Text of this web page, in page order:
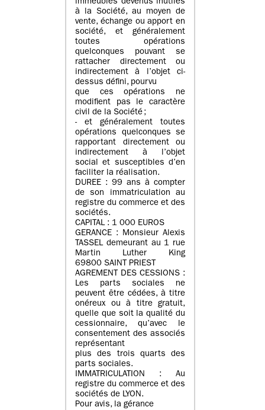
immeubles devenus inutiles
à la Société, au moyen de
vente, échange ou apport en
société, et généralement
toutes opérations
quelconques pouvant se
rattacher directement ou
indirectement à l’objet ci-
dessus défini, pourvu
que ces opérations ne
modifient pas le caractère
civil de la Société ;
- et généralement toutes
opérations quelconques se
rapportant directement ou
indirectement à l’objet
social et susceptibles d’en
faciliter la réalisation.
DUREE : 99 ans à compter
de son immatriculation au
registre du commerce et des
sociétés.
CAPITAL : 1 000 EUROS
GERANCE : Monsieur Alexis
TASSEL demeurant au 1 rue
Martin Luther King
69800 SAINT PRIEST
AGREMENT DES CESSIONS :
Les parts sociales ne
peuvent être cédées, à titre
onéreux ou à titre gratuit,
quelle que soit la qualité du
cessionnaire, qu’avec le
consentement des associés
représentant
plus des trois quarts des
parts sociales.
IMMATRICULATION : Au
registre du commerce et des
sociétés de LYON.
Pour avis, la gérance